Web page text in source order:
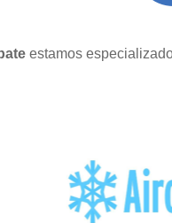
estamos